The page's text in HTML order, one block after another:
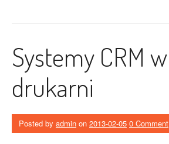
Systemy CRM w
drukarni
Posted by admin on 2013-02-05 0 Comment